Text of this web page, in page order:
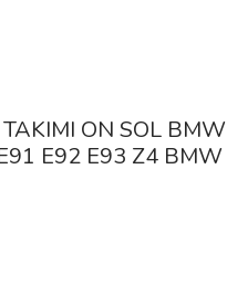
ON SOL BMW
E92 E93 Z4 BMW